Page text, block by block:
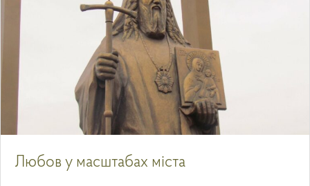
Любов у масштабах міста